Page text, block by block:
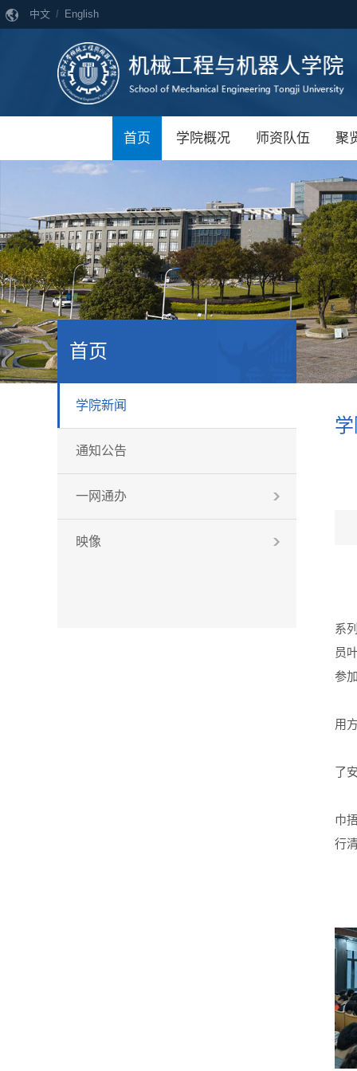
中文 / English
首页 学院概况 师资队伍 聚
首页
学院新闻
通知公告
一网通办
映像
系
员
参
用
了
巾
行